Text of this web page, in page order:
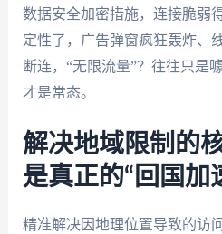
数据安全加密措施，连接脆弱
定性了，广告弹窗疯狂轰炸、
断连，“无限流量”？往往只是
才是常态。
解决地域限制的
是真正的“回国加
精准解决因地理位置导致的访